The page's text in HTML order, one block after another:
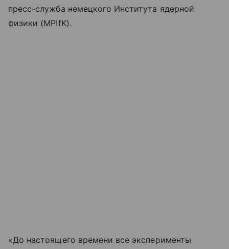
пресс-служба немецкого Института ядерной
физики (MPIfK).
«До настоящего времени все эксперименты